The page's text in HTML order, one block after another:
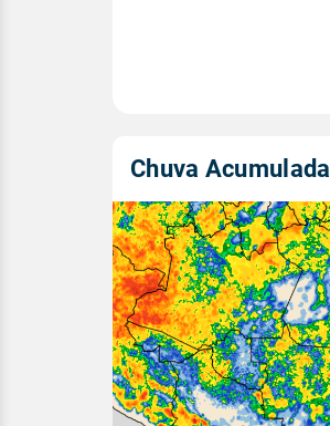
Chuva Acumulada